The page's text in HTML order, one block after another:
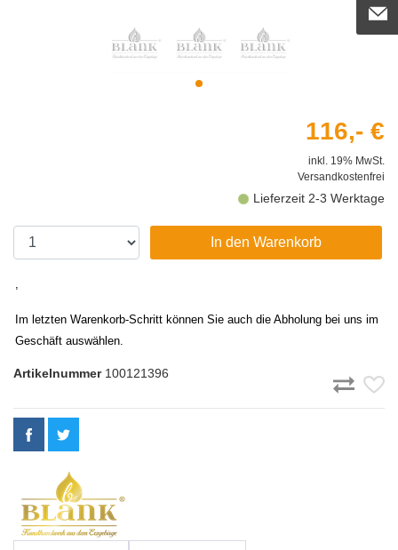
116,- €
inkl. 19% MwSt.
Versandkostenfrei
Lieferzeit 2-3 Werktage
In den Warenkorb
Im letzten Warenkorb-Schritt können Sie auch die Abholung bei uns im
Geschäft auswählen.
Artikelnummer100121396